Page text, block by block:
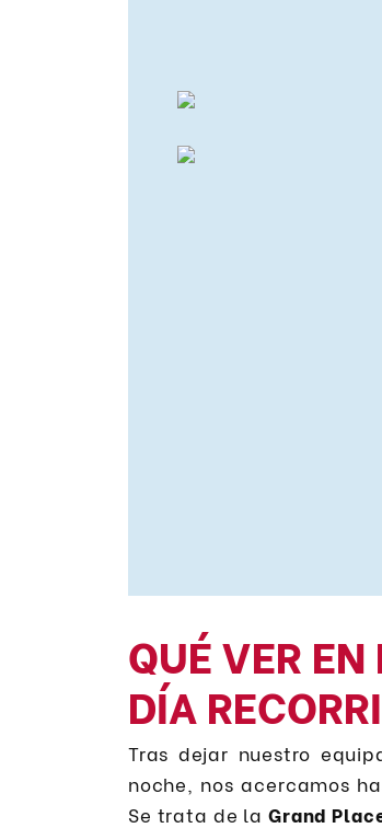
QUÉ VER
DÍA
Tras dejar nuestro
noche, nos acercamos
Se trata de laGrand